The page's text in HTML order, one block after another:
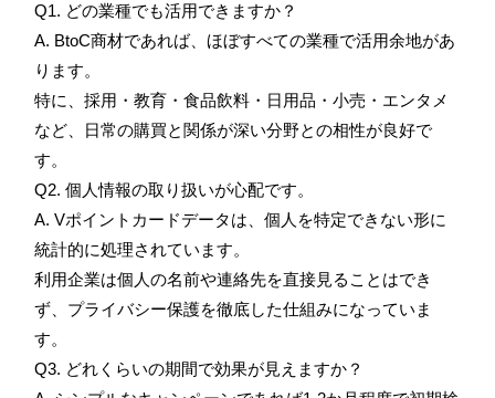
Q1. どの業種でも活用できますか？
A. BtoC商材であれば、ほぼすべての業種で活用余地があ
ります。
特に、採用・教育・食品飲料・日用品・小売・エンタメ
など、日常の購買と関係が深い分野との相性が良好で
す。
Q2. 個人情報の取り扱いが心配です。
A. Vポイントカードデータは、個人を特定できない形に
統計的に処理されています。
利用企業は個人の名前や連絡先を直接見ることはでき
ず、プライバシー保護を徹底した仕組みになっていま
す。
Q3. どれくらいの期間で効果が見えますか？